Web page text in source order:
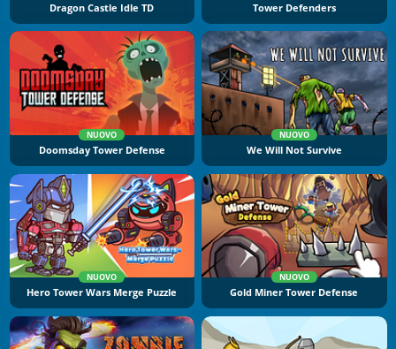
Dragon Castle Idle TD Tower Defenders
NUOVO
Doomsday Tower Defense
NUOVO
We Will Not Survive
NUOVO
Hero Tower Wars Merge Puzzle
NUOVO
Gold Miner Tower Defense